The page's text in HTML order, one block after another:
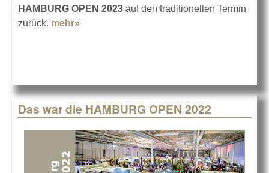
HAMBURG OPEN 2023 auf den traditionellen Termin
zurück. mehr»
Das war die HAMBURG OPEN 2022